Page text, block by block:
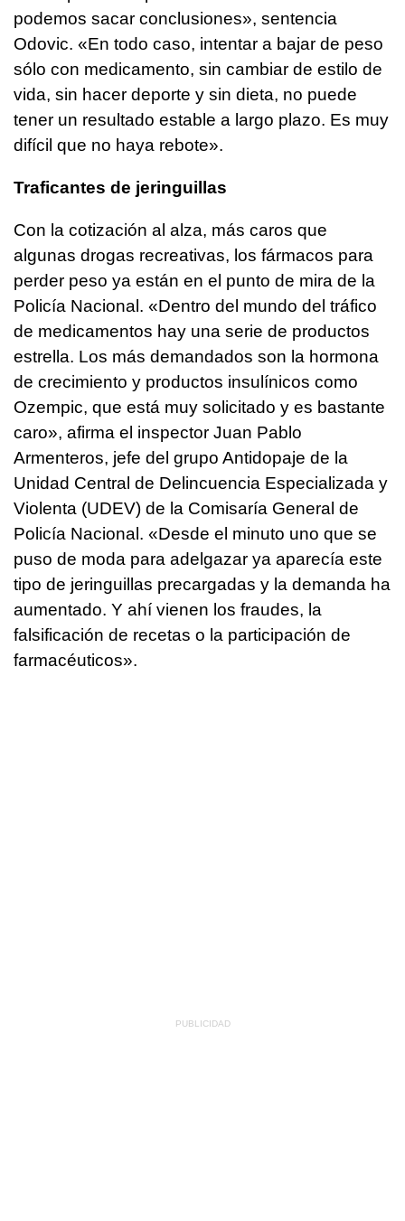
podemos sacar conclusiones», sentencia
Odovic. «En todo caso, intentar a bajar de peso
sólo con medicamento, sin cambiar de estilo de
vida, sin hacer deporte y sin dieta, no puede
tener un resultado estable a largo plazo. Es muy
difícil que no haya rebote».
Traficantes de jeringuillas
Con la cotización al alza, más caros que
algunas drogas recreativas, los fármacos para
perder peso ya están en el punto de mira de la
Policía Nacional. «Dentro del mundo del tráfico
de medicamentos hay una serie de productos
estrella. Los más demandados son la hormona
de crecimiento y productos insulínicos como
Ozempic, que está muy solicitado y es bastante
caro», afirma el inspector Juan Pablo
Armenteros, jefe del grupo Antidopaje de la
Unidad Central de Delincuencia Especializada y
Violenta (UDEV) de la Comisaría General de
Policía Nacional. «Desde el minuto uno que se
puso de moda para adelgazar ya aparecía este
tipo de jeringuillas precargadas y la demanda ha
aumentado. Y ahí vienen los fraudes, la
falsificación de recetas o la participación de
farmacéuticos».